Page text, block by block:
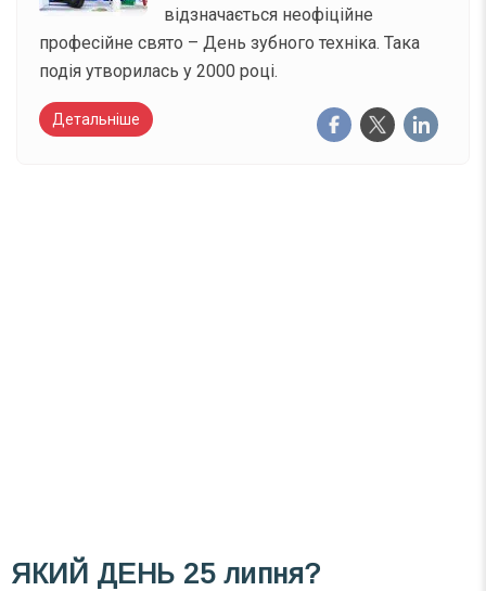
відзначається неофіційне
професійне свято – День зубного техніка. Така
подія утворилась у 2000 році.
Детальніше
ЯКИЙ ДЕНЬ 25 липня?